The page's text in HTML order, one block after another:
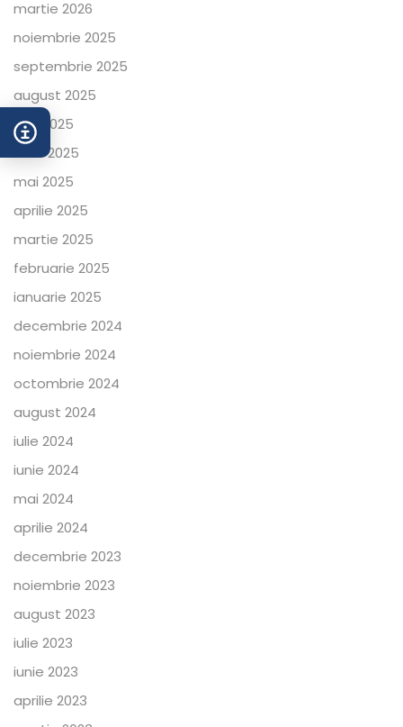
martie 2026
noiembrie 2025
septembrie 2025
august 2025
iulie 2025
iunie 2025
mai 2025
aprilie 2025
martie 2025
februarie 2025
ianuarie 2025
decembrie 2024
noiembrie 2024
octombrie 2024
august 2024
iulie 2024
iunie 2024
mai 2024
aprilie 2024
decembrie 2023
noiembrie 2023
august 2023
iulie 2023
iunie 2023
aprilie 2023